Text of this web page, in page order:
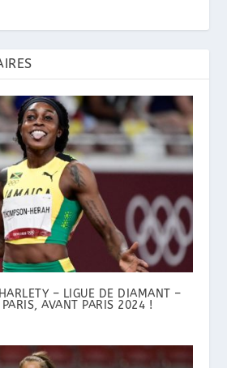
– LIGUE DE DIAMANT –
AVANT PARIS 2024 !